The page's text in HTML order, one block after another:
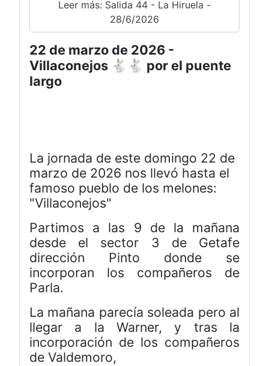
Leer más: Salida 44 - La Hiruela -
28/6/2026
22 de marzo de 2026 -
Villaconejos 🐇🐇 por el puente
largo
La jornada de este domingo 22 de
marzo de 2026 nos llevó hasta el
famoso pueblo de los melones:
"Villaconejos"
Partimos a las 9 de la mañana
desde el sector 3 de Getafe
dirección Pinto donde se
incorporan los compañeros de
Parla.
La mañana parecía soleada pero al
llegar a la Warner, y tras la
incorporación de los compañeros
de Valdemoro,